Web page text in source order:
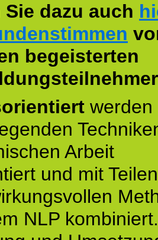
Sie dazu auch
begeisterten
werden
Arbeit
und mit
NLP